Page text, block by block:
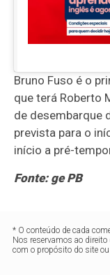
Bruno Fuso é o
que terá Roberto
de desembarque
prevista para o
início a pré-
Fonte: ge PB
* O conteúdo de cada
Nos reservamos ao
com o propósito do site